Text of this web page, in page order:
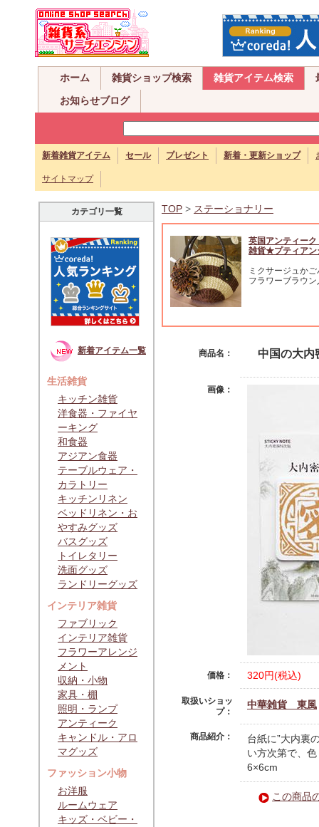
ホーム 雑貨ショップ検索 雑貨アイテム検索
お知らせブログ
新着雑貨アイテム セール プレゼント 新着・更新ショップ
サイトマップ
カテゴリ一覧
新着アイテム一覧
生活雑貨
キッチン雑貨
洋食器・ファイヤ
ーキング
和食器
アジアン食器
テーブルウェア・
カラトリー
キッチンリネン
ベッドリネン・お
やすみグッズ
バスグッズ
トイレタリー
洗面グッズ
ランドリーグッズ
インテリア雑貨
ファブリック
インテリア雑貨
フラワーアレンジ
メント
収納・小物
家具・棚
照明・ランプ
アンティーク
キャンドル・アロ
マグッズ
ファッション小物
お洋服
ルームウェア
キッズ・ベビー・
TOP > ステーショナリー
英国アンティーク
雑貨★プティアン
ミクサージュか
フラワーブラウン
商品名： 中国の大内
画像：
価格： 320円(税込)
取扱いショッ
プ：
中華雑貨 東風
商品紹介：
台紙に”大内裏
い方次第で、
6×6cm
この商品